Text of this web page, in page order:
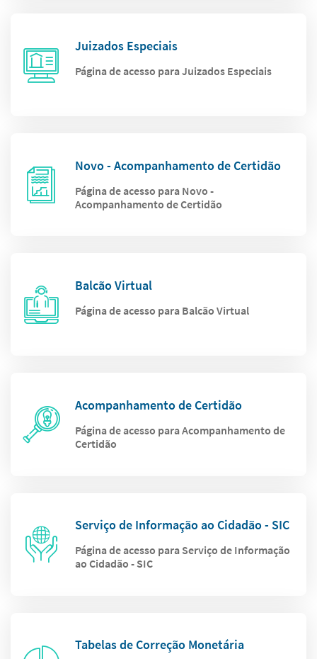
Juizados Especiais
Página de acesso para Juizados Especiais
Novo - Acompanhamento de Certidão
Página de acesso para Novo -
Acompanhamento de Certidão
Balcão Virtual
Página de acesso para Balcão Virtual
Acompanhamento de Certidão
Página de acesso para Acompanhamento de
Certidão
Serviço de Informação ao Cidadão - SIC
Página de acesso para Serviço de Informação
ao Cidadão - SIC
Tabelas de Correção Monetária